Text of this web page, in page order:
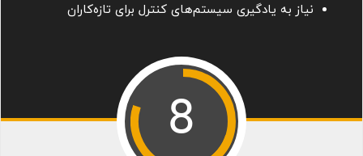
نیاز به یادگیری سیستم‌های کنترل برای تازه‌کاران
8